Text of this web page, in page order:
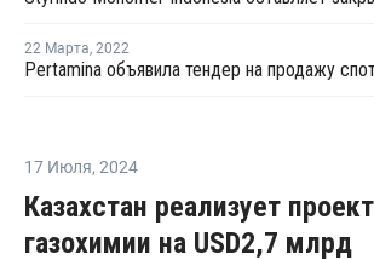
22 Марта, 2022
17 Июля, 2024
Казахстан реализует
газохимии на USD2,7 млрд